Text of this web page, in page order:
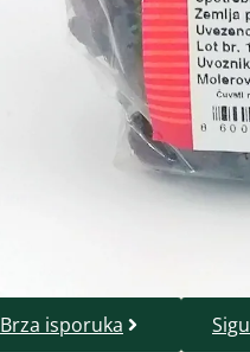
Brza isporuka